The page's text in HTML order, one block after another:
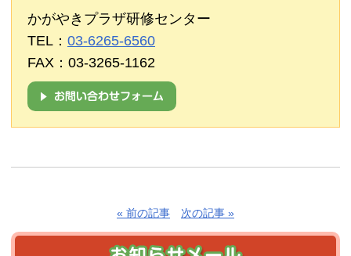
かがやきプラザ研修センター
TEL： 03-6265-6560
FAX：03-3265-1162
« 前の記事 次の記事 »